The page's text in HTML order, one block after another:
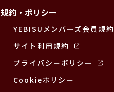
規約・ポリシー
YEBISUメンバーズ会員規約
サイト利用規約
プライバシーポリシー
Cookieポリシー